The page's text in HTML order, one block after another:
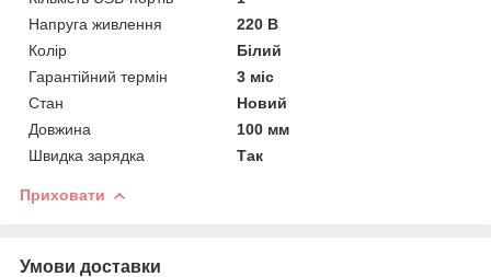
Напруга живлення
220 В
Колір
Білий
Гарантійний термін
3 міс
Стан
Новий
Довжина
100 мм
Швидка зарядка
Так
Приховати
Умови доставки